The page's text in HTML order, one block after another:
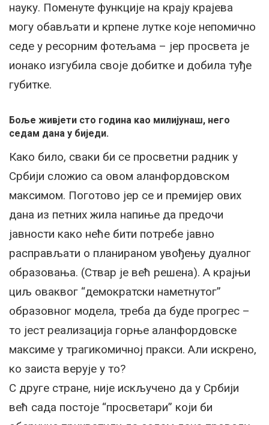
науку. Поменуте функције на крају крајева
могу обављати и крпене лутке које непомично
седе у ресорним фотељама – јер просвета је
ионако изгубила своје добитке и добила туђе
губитке.
Боље живјети сто година као милијунаш, него
седам дана у биједи.
Како било, сваки би се просветни радник у
Србији сложио са овом аланфордовском
максимом. Поготово јер се и премијер ових
дана из петних жила напиње да предочи
јавности како неће бити потребе јавно
расправљати о планираном увођењу дуалног
образовања. (Ствар је већ решена). А крајњи
циљ оваквог “демократски наметнутог”
образовног модела, треба да буде прогрес –
то јест реализација горње аланфордовске
максиме у трагикомичној пракси. Али искрено,
ко заиста верује у то?
С друге стране, није искључено да у Србији
већ сада постоје “просветари” који би